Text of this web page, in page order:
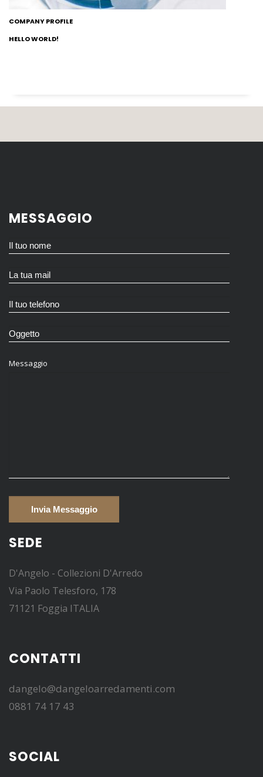
COMPANY PROFILE
HELLO WORLD!
MESSAGGIO
Messaggio
SEDE
D'Angelo - Collezioni D'Arredo
Via Paolo Telesforo, 178
71121 Foggia ITALIA
CONTATTI
dangelo@dangeloarredamenti.com
0881 74 17 43
SOCIAL